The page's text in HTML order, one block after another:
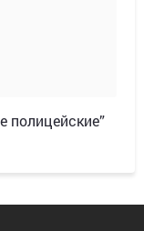
полицейские”